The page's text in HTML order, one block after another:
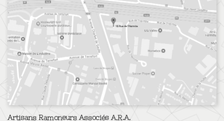
Artisans Ramoneurs Associés A.R.A.